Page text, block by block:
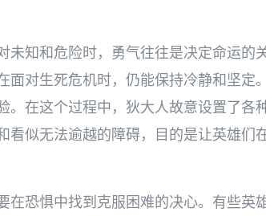
未知和危险时，勇气往往是决定命运的
对生死危机时，仍能保持冷静和坚定。
。在这个过程中，狄大人故意设置了各
看似无法逾越的障碍，目的是让英雄们
在恐惧中找到克服困难的决心。有些英